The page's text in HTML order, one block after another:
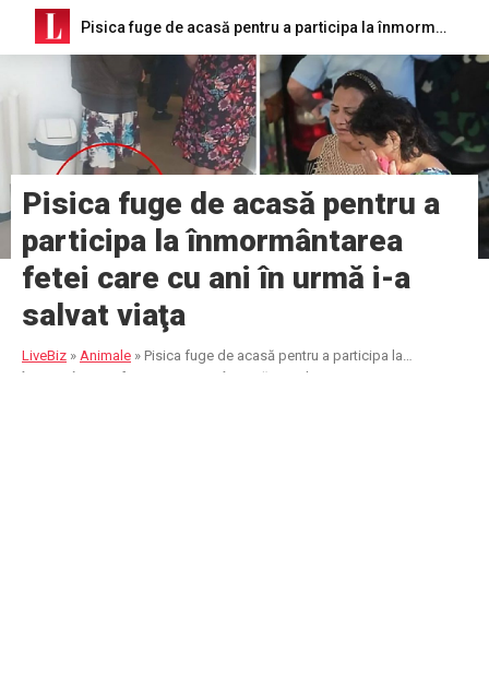
Pisica fuge de acasă pentru a participa la înmormântarea fetei care cu ani în urmă i-a salvat viaţa
Pisica fuge de acasă pentru a
participa la înmormântarea
fetei care cu ani în urmă i-a
salvat viaţa
LiveBiz » Animale » Pisica fuge de acasă pentru a participa la
înmormântarea fetei care cu ani în urmă i-a salvat viaţa